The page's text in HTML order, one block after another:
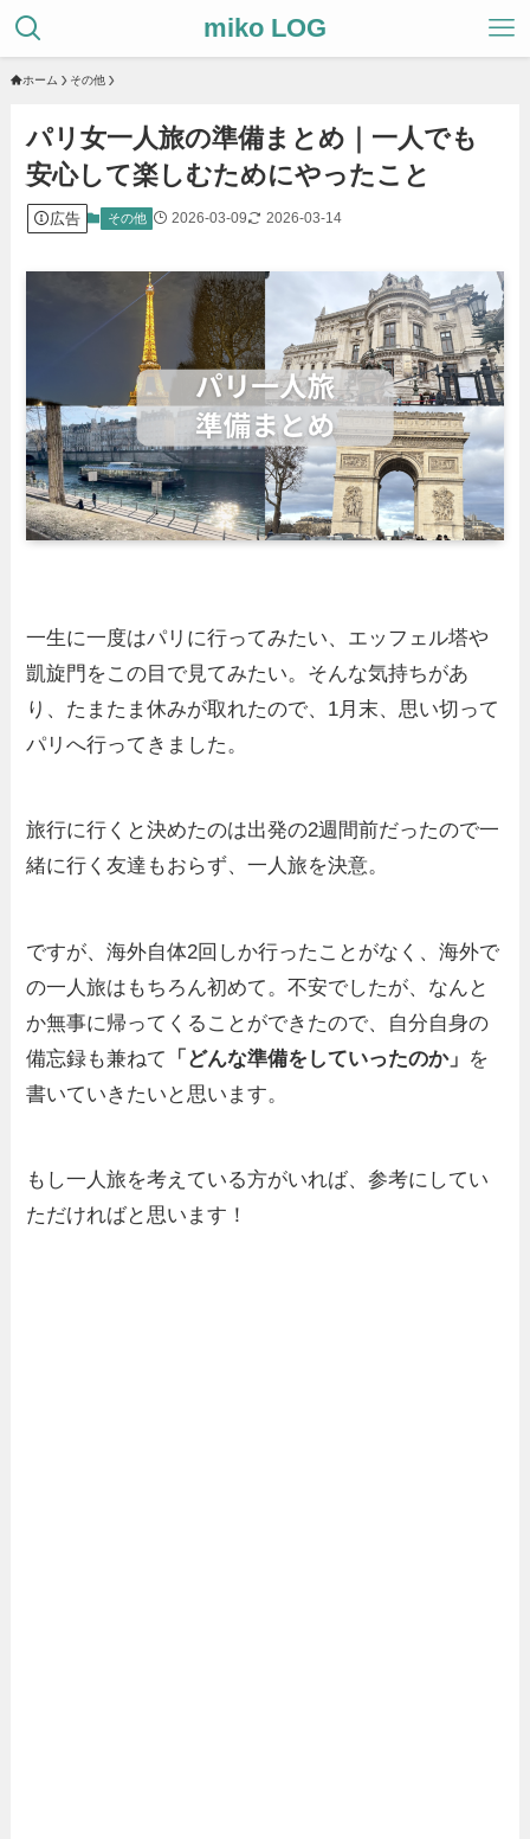
miko LOG
ホーム その他
パリ女一人旅の準備まとめ｜一人でも
安心して楽しむためにやったこと
広告 その他 2026-03-09 2026-03-14
一生に一度はパリに行ってみたい、エッフェル塔や
凱旋門をこの目で見てみたい。そんな気持ちがあ
り、たまたま休みが取れたので、1月末、思い切って
パリへ行ってきました。
旅行に行くと決めたのは出発の2週間前だったので一
緒に行く友達もおらず、一人旅を決意。
ですが、海外自体2回しか行ったことがなく、海外で
の一人旅はもちろん初めて。不安でしたが、なんと
か無事に帰ってくることができたので、自分自身の
備忘録も兼ねて
「どんな準備をしていったのか」 を
書いていきたいと思います。
もし一人旅を考えている方がいれば、参考にしてい
ただければと思います！